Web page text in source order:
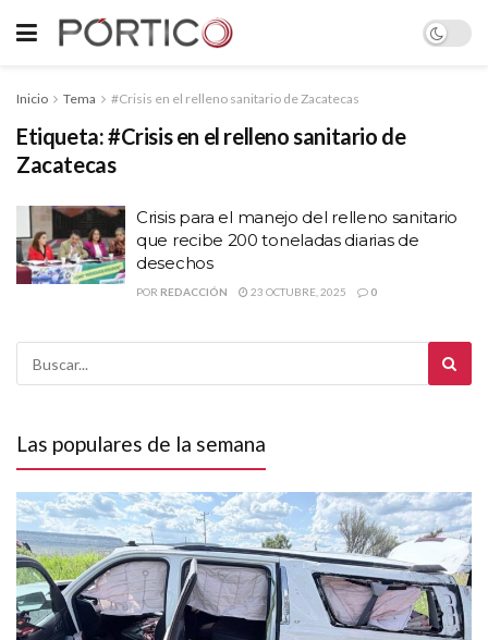
Inicio Tema #Crisis en el relleno sanitario de Zacatecas
Etiqueta:#Crisis en el relleno sanitario de
Zacatecas
Crisis para el manejo del relleno sanitario
que recibe 200 toneladas diarias de
desechos
POR REDACCIÓN 23 OCTUBRE, 2025 0
Las populares de la semana